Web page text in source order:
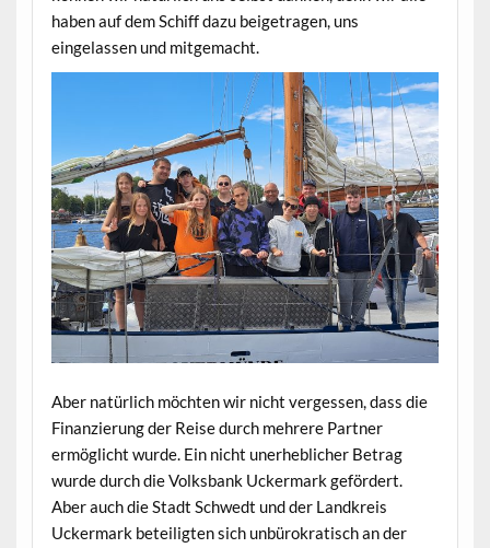
haben auf dem Schiff dazu beigetragen, uns
eingelassen und mitgemacht.
Aber natürlich möchten wir nicht vergessen, dass die
Finanzierung der Reise durch mehrere Partner
ermöglicht wurde. Ein nicht unerheblicher Betrag
wurde durch die Volksbank Uckermark gefördert.
Aber auch die Stadt Schwedt und der Landkreis
Uckermark beteiligten sich unbürokratisch an der